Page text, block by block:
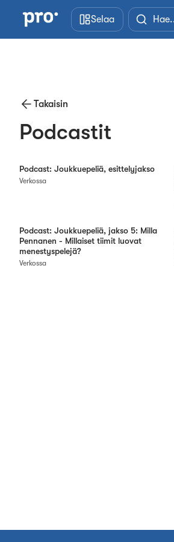
Siirry pääsisältöön
Selaa
Takaisin
Podcastit
Podcast: Joukkuepeliä, esittelyjakso
Verkossa
Podcast: Joukkuepeliä, jakso 5: Milla
Pennanen - Millaiset tiimit luovat
menestyspelejä?
Verkossa